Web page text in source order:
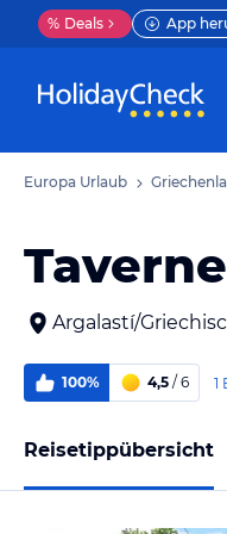
% Deals App
Europa Urlaub
Argalastí/
100% 4,5 / 6 1
Reisetippübersicht